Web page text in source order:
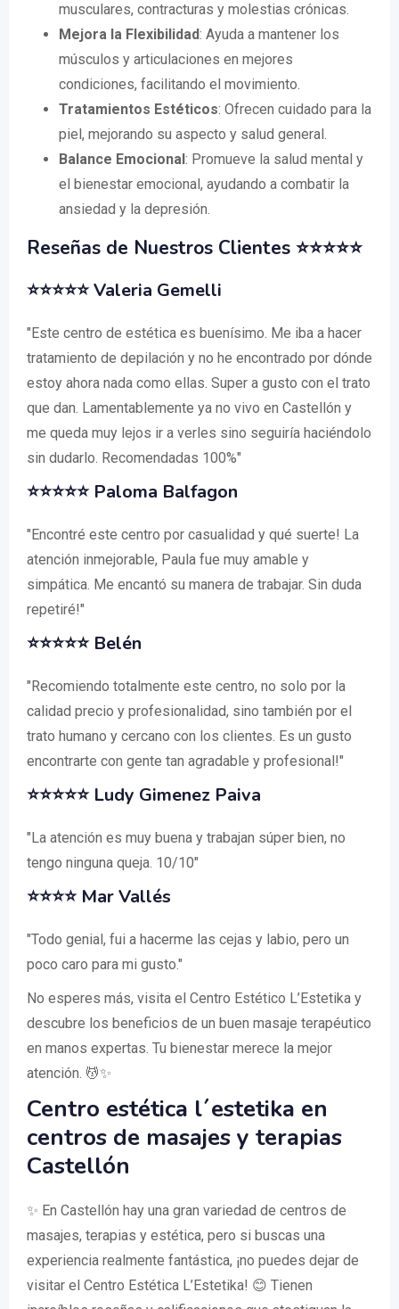
musculares, contracturas y molestias crónicas.
Mejora la Flexibilidad: Ayuda a mantener los
músculos y articulaciones en mejores
condiciones, facilitando el movimiento.
Tratamientos Estéticos: Ofrecen cuidado para la
piel, mejorando su aspecto y salud general.
Balance Emocional: Promueve la salud mental y
el bienestar emocional, ayudando a combatir la
ansiedad y la depresión.
Reseñas de Nuestros Clientes ⭐⭐⭐⭐⭐
⭐⭐⭐⭐⭐Valeria Gemelli
"Este centro de estética es buenísimo. Me iba a hacer
tratamiento de depilación y no he encontrado por dónde
estoy ahora nada como ellas. Super a gusto con el trato
que dan. Lamentablemente ya no vivo en Castellón y
me queda muy lejos ir a verles sino seguiría haciéndolo
sin dudarlo. Recomendadas 100%"
⭐⭐⭐⭐⭐ Paloma Balfagon
"Encontré este centro por casualidad y qué suerte! La
atención inmejorable, Paula fue muy amable y
simpática. Me encantó su manera de trabajar. Sin duda
repetiré!"
⭐⭐⭐⭐⭐ Belén
"Recomiendo totalmente este centro, no solo por la
calidad precio y profesionalidad, sino también por el
trato humano y cercano con los clientes. Es un gusto
encontrarte con gente tan agradable y profesional!"
⭐⭐⭐⭐⭐ Ludy Gimenez Paiva
"La atención es muy buena y trabajan súper bien, no
tengo ninguna queja. 10/10"
⭐⭐⭐⭐ Mar Vallés
"Todo genial, fui a hacerme las cejas y labio, pero un
poco caro para mi gusto."
No esperes más, visita el Centro Estético L’Estetika y
descubre los beneficios de un buen masaje terapéutico
en manos expertas. Tu bienestar merece la mejor
atención. 💆✨
Centro estética l´estetika en
centros de masajes y terapias
Castellón
✨ En Castellón hay una gran variedad de centros de
masajes, terapias y estética, pero si buscas una
experiencia realmente fantástica, ¡no puedes dejar de
visitar el Centro Estética L’Estetika! 😊 Tienen